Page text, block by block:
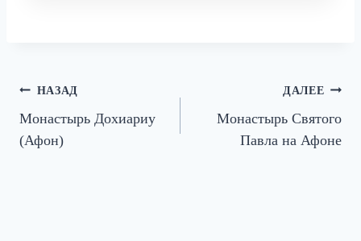
Навигация
по
НАЗАД
Монастырь Дохиариу
(Афон)
ДАЛЕЕ
Монастырь Святого
Павла на Афоне